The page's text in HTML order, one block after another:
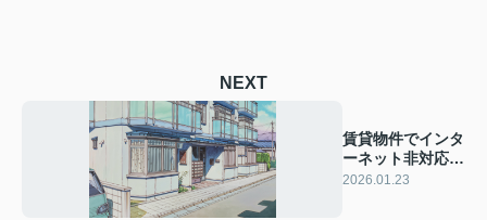
NEXT
賃貸物件でインタ
ーネット非対応の
物件もあります？
2026.01.23